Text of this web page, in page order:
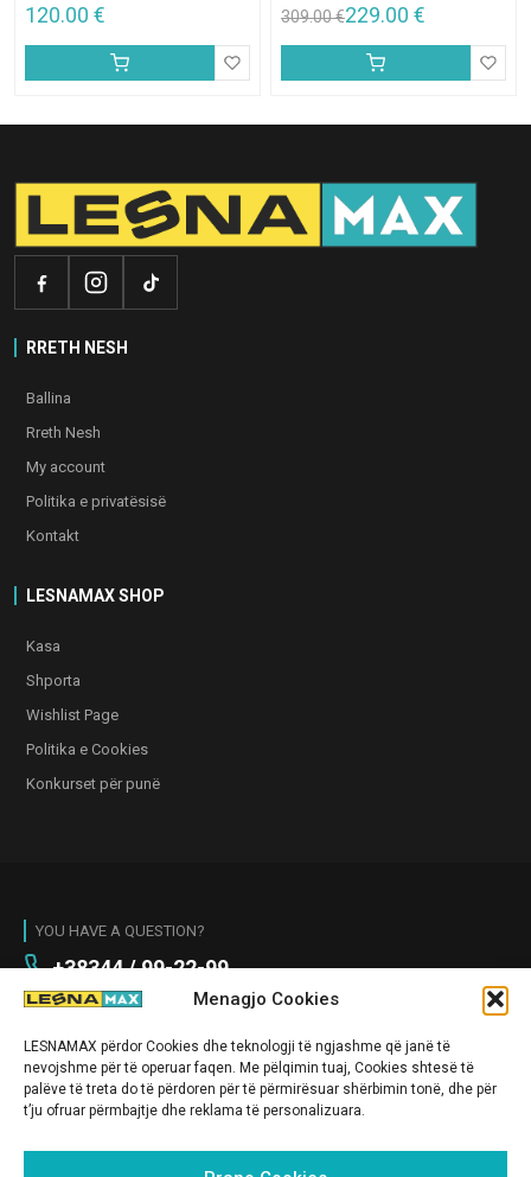
Menagjo Cookies
LESNAMAX përdor Cookies dhe teknologji të ngjashme që janë të
nevojshme për të operuar faqen. Me pëlqimin tuaj, Cookies shtesë të
palëve të treta do të përdoren për të përmirësuar shërbimin tonë, dhe për
t’ju ofruar përmbajtje dhe reklama të personalizuara.
120.00 € 309.00€229.00 €
RRETH NESH
Ballina
Rreth Nesh
My account
Politika e privatësisë
Kontakt
LESNAMAX SHOP
Kasa
Shporta
Wishlist Page
Politika e Cookies
Konkurset për punë
YOU HAVE A QUESTION?
+38344 / 99-22-99
E HËNE - E SHTUNE 09:00 - 21:00
E DIEL 11:00 - 19:00
info@lesnamax.com
Magjistralja Prishtinë - Fushë Kosovë
CONTACT US